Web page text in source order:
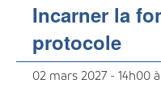
Incarner la
protocole
02 mars 2027 - 14h00 à